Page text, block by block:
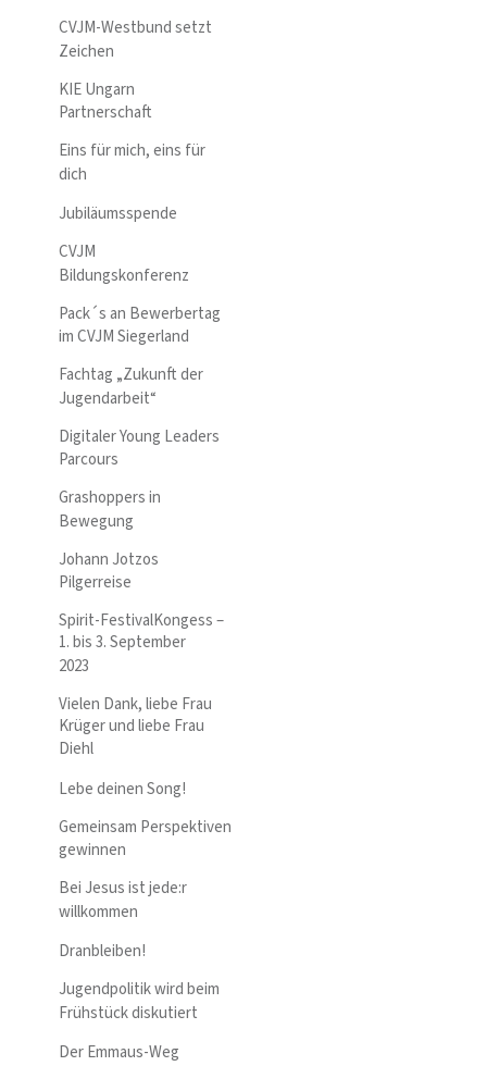
CVJM-Westbund setzt
Zeichen
KIE Ungarn
Partnerschaft
Eins für mich, eins für
dich
Jubiläumsspende
CVJM
Bildungskonferenz
Pack´s an Bewerbertag
im CVJM Siegerland
Fachtag „Zukunft der
Jugendarbeit“
Digitaler Young Leaders
Parcours
Grashoppers in
Bewegung
Johann Jotzos
Pilgerreise
Spirit-FestivalKongess –
1. bis 3. September
2023
Vielen Dank, liebe Frau
Krüger und liebe Frau
Diehl
Lebe deinen Song!
Gemeinsam Perspektiven
gewinnen
Bei Jesus ist jede:r
willkommen
Dranbleiben!
Jugendpolitik wird beim
Frühstück diskutiert
Der Emmaus-Weg